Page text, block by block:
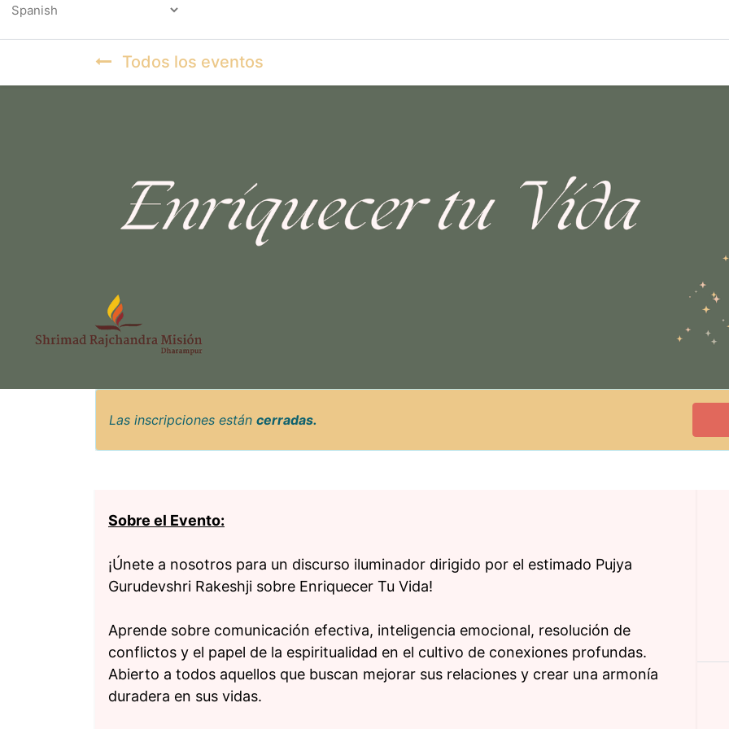
Todos los eventos
Las inscripciones están cerradas.
Sobre el Evento:
¡Únete a nosotros para un discurso iluminador dirigido por el estimado Pujya
Gurudevshri Rakeshji sobre Enriquecer Tu Vida!
Aprende sobre comunicación efectiva, inteligencia emocional, resolución de
conflictos y el papel de la espiritualidad en el cultivo de conexiones profundas.
Abierto a todos aquellos que buscan mejorar sus relaciones y crear una armonía
duradera en sus vidas.